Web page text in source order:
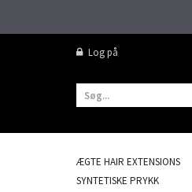
Log på
ÆGTE HAIR EXTENSIONS
SYNTETISKE PRYKK